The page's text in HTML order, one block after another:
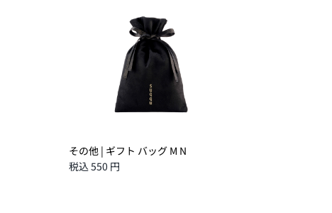
その他 | ギフト バッグ M N
税込 550 円